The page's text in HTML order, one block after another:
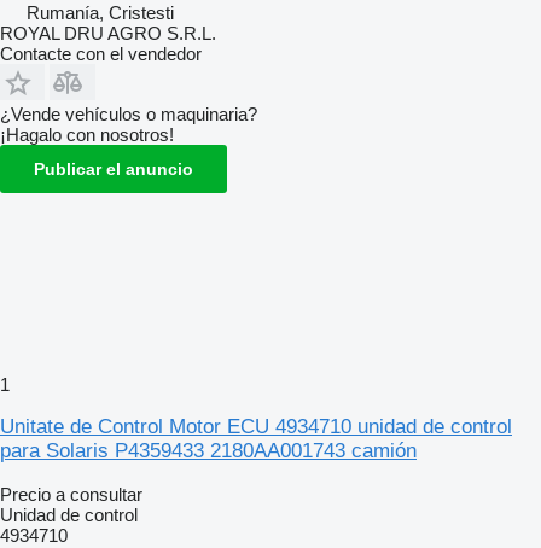
Rumanía, Cristesti
ROYAL DRU AGRO S.R.L.
Contacte con el vendedor
¿Vende vehículos o maquinaria?
¡Hagalo con nosotros!
Publicar el anuncio
1
Unitate de Control Motor ECU 4934710 unidad de control
para Solaris P4359433 2180AA001743 camión
Precio a consultar
Unidad de control
4934710